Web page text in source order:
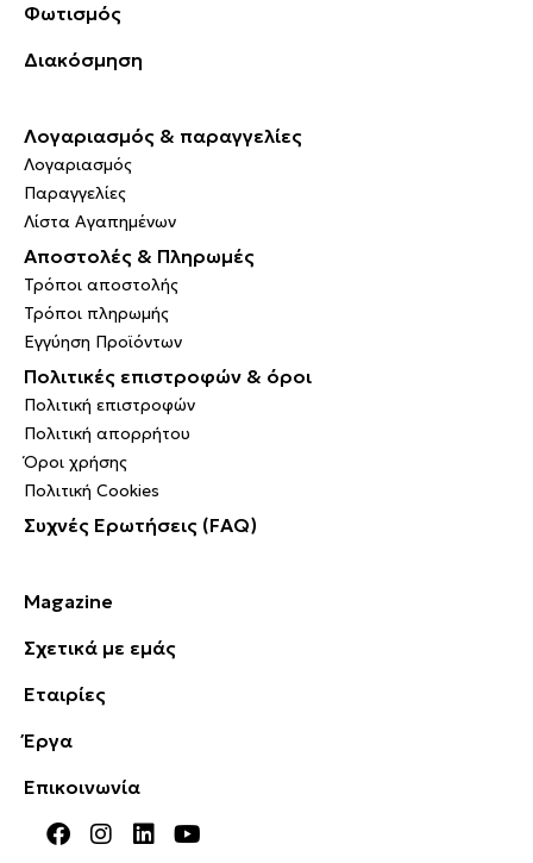
Φωτισμός
Διακόσμηση
Λογαριασμός & παραγγελίες
Λογαριασμός
Παραγγελίες
Λίστα Αγαπημένων
Αποστολές & Πληρωμές
Τρόποι αποστολής
Τρόποι πληρωμής
Εγγύηση Προϊόντων
Πολιτικές επιστροφών & όροι
Πολιτική επιστροφών
Πολιτική απορρήτου
Όροι χρήσης
Πολιτική Cookies
Συχνές Ερωτήσεις (FAQ)
Magazine
Σχετικά με εμάς
Εταιρίες
Έργα
Επικοινωνία